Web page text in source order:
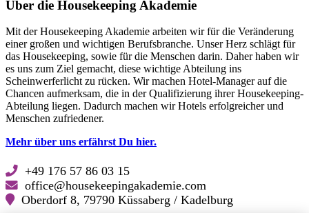
Über die Housekeeping Akademie
Mit der Housekeeping Akademie arbeiten wir für die Veränderung
einer großen und wichtigen Berufsbranche. Unser Herz schlägt für
das Housekeeping, sowie für die Menschen darin. Daher haben wir
es uns zum Ziel gemacht, diese wichtige Abteilung ins
Scheinwerferlicht zu rücken. Wir machen Hotel-Manager auf die
Chancen aufmerksam, die in der Qualifizierung ihrer Housekeeping-
Abteilung liegen. Dadurch machen wir Hotels erfolgreicher und
Menschen zufriedener.
Mehr über uns erfährst Du hier.
+49 176 57 86 03 15
office@housekeepingakademie.com
Oberdorf 8, 79790 Küssaberg / Kadelburg